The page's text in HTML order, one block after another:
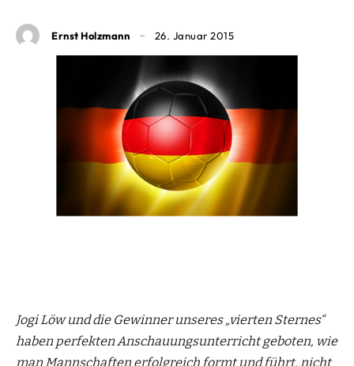
Ernst Holzmann 26. Januar 2015
Jogi Löw und die Gewinner unseres „vierten Sternes“
haben perfekten Anschauungsunterricht geboten, wie
man Mannschaften erfolgreich formt und führt, nicht